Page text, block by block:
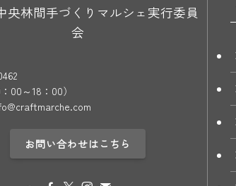
央林間手づくりマルシェ実行委員
会
：00～18：00）
お問い合わせはこちら